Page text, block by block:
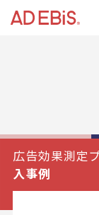
広告効果測定
入事例